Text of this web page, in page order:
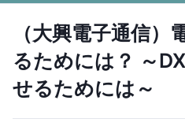
（大興電子通信
るためには？ ～
せるためには～